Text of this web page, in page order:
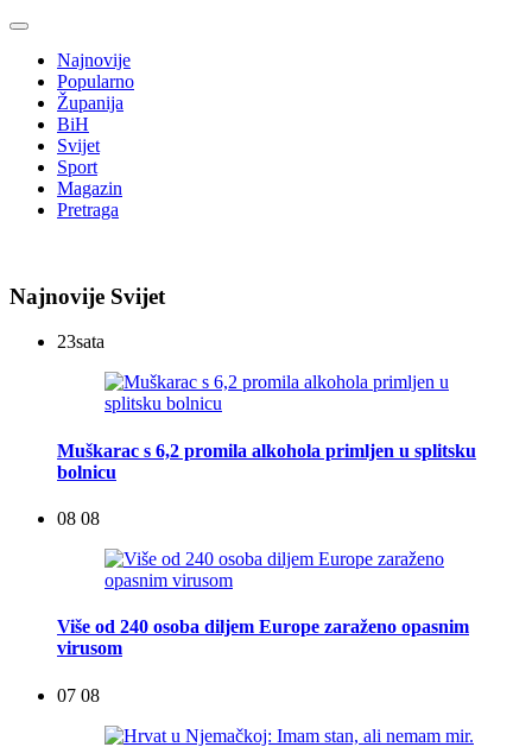
Najnovije
Popularno
Županija
BiH
Svijet
Sport
Magazin
Pretraga
Najnovije Svijet
23sata
Muškarac s 6,2 promila alkohola primljen u splitsku
bolnicu
08 08
Više od 240 osoba diljem Europe zaraženo opasnim
virusom
07 08